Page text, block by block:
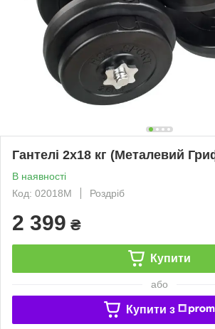
Гантелі 2х18 кг (Металевий
В наявності
Код: 02018M
Роздріб
2 399 ₴
Купити
або
Купити з